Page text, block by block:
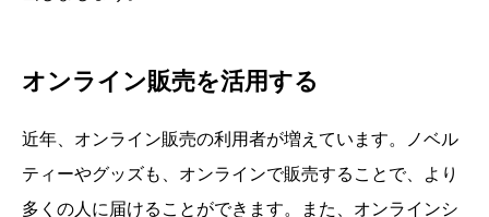
オンライン販売を活用する
近年、オンライン販売の利用者が増えています。ノベル
ティーやグッズも、オンラインで販売することで、より
多くの人に届けることができます。また、オンラインシ